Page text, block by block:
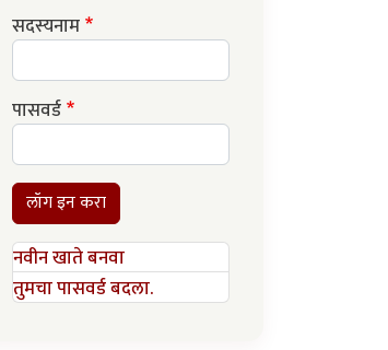
सदस्यनाम
पासवर्ड
लॉग इन करा
नवीन खाते बनवा
तुमचा पासवर्ड बदला.